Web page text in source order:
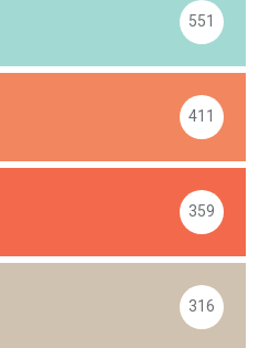
551
411
359
316